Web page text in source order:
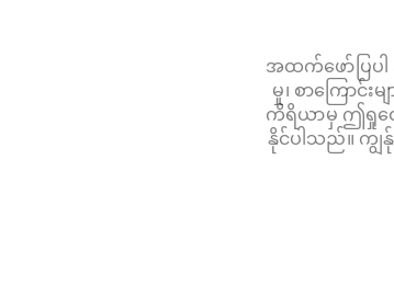
အထက်ဖော်ပြပ
မှု၊ စာကြော
ကိရိယာမှ ဤရှုထေ
နိုင်ပါသည်။ က